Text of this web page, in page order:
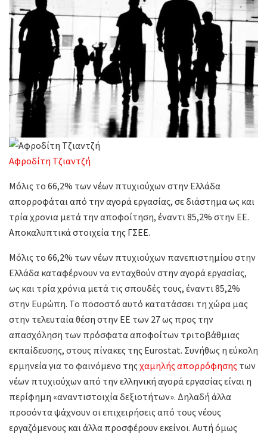
Αφροδίτη Τζιαντζή
Μόλις το 66,2% των νέων πτυχιούχων στην Ελλάδα
απορροφάται από την αγορά εργασίας, σε διάστημα ως και
τρία χρονια μετά την αποφοίτηση, έναντι 85,2% στην ΕΕ.
Αποκαλυπτικά στοιχεία της ΓΣΕΕ.
Μόλις το 66,2% των νέων πτυχιούχων πανεπιστημίου στην
Ελλάδα καταφέρνουν να ενταχθούν στην αγορά εργασίας,
ως και τρία χρόνια μετά τις σπουδές τους, έναντι 85,2%
στην Ευρώπη. Το ποσοστό αυτό κατατάσσει τη χώρα μας
στην τελευταία θέση στην ΕΕ των 27 ως προς την
απασχόληση των πρόσφατα αποφοίτων τριτοβάθμιας
εκπαίδευσης, στους πίνακες της Eurostat. Συνήθως η εύκολη
ερμηνεία για το φαινόμενο τηςχαμηλής απορρόφησης των
νέων πτυχιούχων από την ελληνική αγορά εργασίας είναι η
περίφημη «αναντιστοιχία δεξιοτήτων». Δηλαδή άλλα
προσόντα ψάχνουν οι επιχειρήσεις από τους νέους
εργαζόμενους και άλλα προσφέρουν εκείνοι. Αυτή όμως